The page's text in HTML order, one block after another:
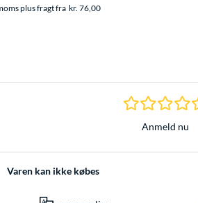
plus fragt fra kr. 76,00
Anmeld nu
Varen kan ikke købes